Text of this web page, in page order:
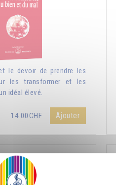
le devoir de prendre les
les transformer et les
idéal élevé.
14.00CHF Ajouter
et nature divine